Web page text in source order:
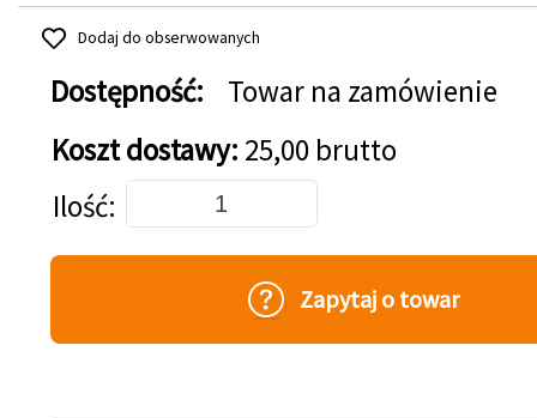
Dodaj do obserwowanych
Dostępność:
Towar na zamówienie
Koszt dostawy: 25,00 brutto
Dodaj do koszyka
Ilość
Zapytaj o towar